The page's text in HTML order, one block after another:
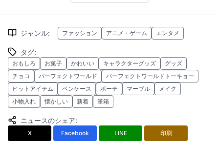
ジャンル: ファッション アニメ・ゲーム エンタメ
タグ:
おもしろ お菓子 かわいい キャラクターグッズ
グッズ
チョコ
パーフェクトワールド
パーフェクトワールドトーキョー
ヒットアイテム
ペンケース ポーチ マーブル
メイク
小物入れ
懐かしい 新着 筆箱
ニュースのシェア:
X Facebook LINE 印刷